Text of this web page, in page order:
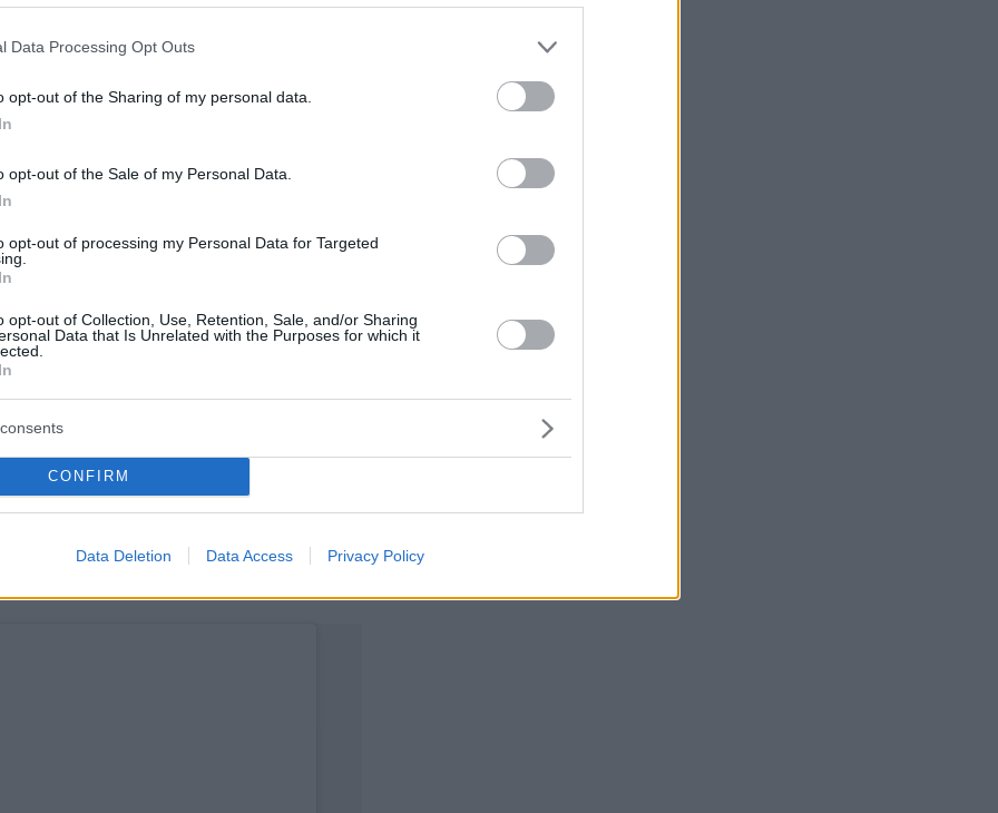
Data Processing Opt Outs
opt-out of the Sharing of my personal data.
opt-out of the Sale of my Personal Data.
opt-out of processing my Personal Data for Targeted
opt-out of Collection, Use, Retention, Sale, and/or Sharing
Data that Is Unrelated with the Purposes for which it
CONFIRM
Data Deletion Data Access Privacy Policy
@bunkok.glyfada
κανείς sushi-style rice bowls με
bao buns με fried shrimp ή
τα fluffy bread cubes με
εκδοχές με πραλίνα και red